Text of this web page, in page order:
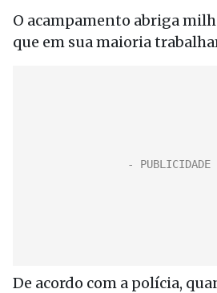
O acampamento abriga
que em sua maioria
De acordo com a polícia,